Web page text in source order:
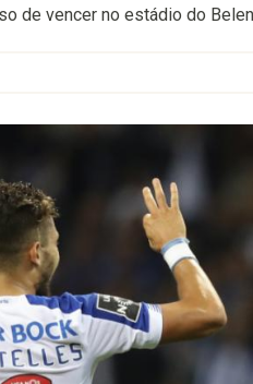
de vencer no estádio do